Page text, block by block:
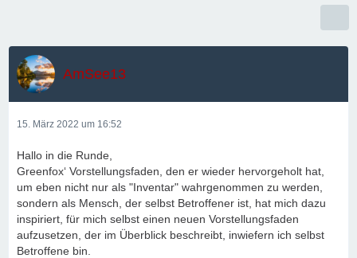
AmSee13
15. März 2022 um 16:52
Hallo in die Runde,
Greenfox‘ Vorstellungsfaden, den er wieder hervorgeholt hat,
um eben nicht nur als "Inventar" wahrgenommen zu werden,
sondern als Mensch, der selbst Betroffener ist, hat mich dazu
inspiriert, für mich selbst einen neuen Vorstellungsfaden
aufzusetzen, der im Überblick beschreibt, inwiefern ich selbst
Betroffene bin.